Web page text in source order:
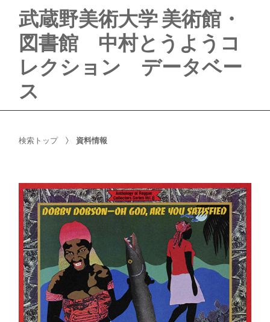
武蔵野美術大学 美術館・
図書館 中村とうようコ
レクション データベー
ス
検索トップ 資料情報